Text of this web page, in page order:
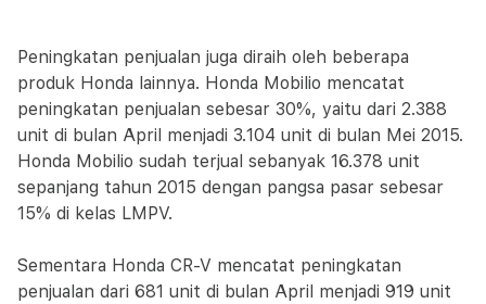
Peningkatan penjualan juga diraih oleh beberapa
produk Honda lainnya. Honda Mobilio mencatat
peningkatan penjualan sebesar 30%, yaitu dari 2.388
unit di bulan April menjadi 3.104 unit di bulan Mei 2015.
Honda Mobilio sudah terjual sebanyak 16.378 unit
sepanjang tahun 2015 dengan pangsa pasar sebesar
15% di kelas LMPV.
Sementara Honda CR-V mencatat peningkatan
penjualan dari 681 unit di bulan April menjadi 919 unit